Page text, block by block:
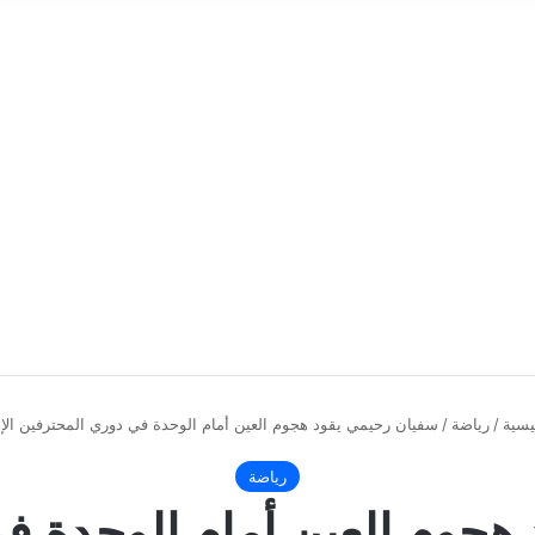
/ رياضة / سفيان رحيمي يقود هجوم العين أمام الوحدة في دوري المحترفين
رياضة